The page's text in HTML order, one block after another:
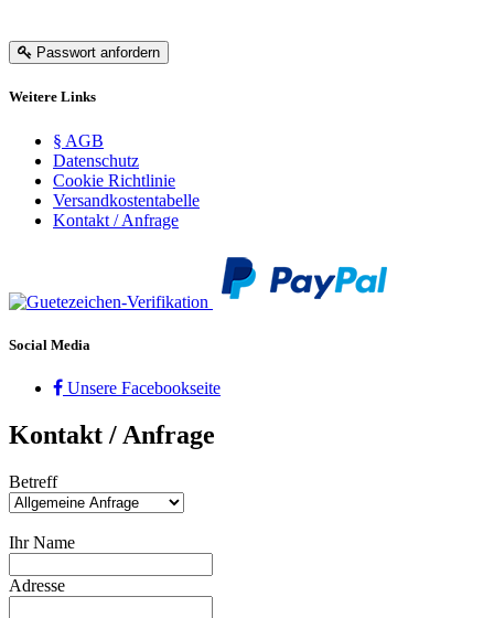
Passwort anfordern
Weitere Links
§ AGB
Datenschutz
Cookie Richtlinie
Versandkostentabelle
Kontakt / Anfrage
Social Media
Unsere Facebookseite
Kontakt / Anfrage
Betreff
Ihr Name
Adresse